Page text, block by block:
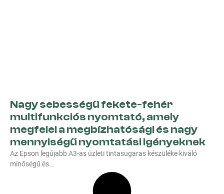
Nagy sebességű fekete-fehér
multifunkciós nyomtató, amely
megfelel a megbízhatósági és nagy
mennyiségű nyomtatási igényeknek
Az Epson legújabb A3-as üzleti tintasugaras készüléke kiváló
minőségű és